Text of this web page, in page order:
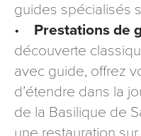
guides spécialisés
• Prestations de
découverte
avec guide, offrez
d’étendre dans la
de la Basilique de